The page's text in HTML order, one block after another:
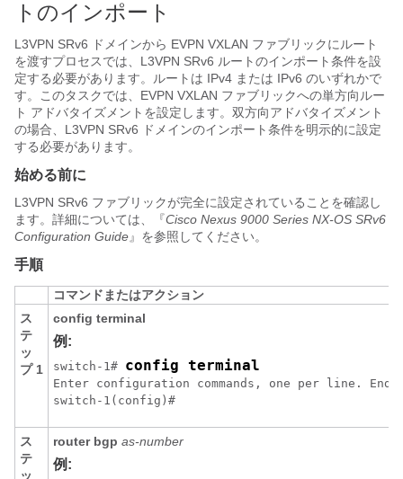
トのインポート
L3VPN SRv6 ドメインから EVPN VXLAN ファブリックにルート
を渡すプロセスでは、L3VPN SRv6 ルートのインポート条件を設
定する必要があります。ルートは IPv4 または IPv6 のいずれかで
す。このタスクでは、EVPN VXLAN ファブリックへの単方向ルー
ト アドバタイズメントを設定します。双方向アドバタイズメント
の場合、L3VPN SRv6 ドメインのインポート条件を明示的に設定
する必要があります。
始める前に
L3VPN SRv6 ファブリックが完全に設定されていることを確認し
ます。詳細については、『Cisco Nexus 9000 Series NX-OS SRv6
Configuration Guide』を参照してください。
手順
コマンドまたはアクション
ス
テ
ッ
プ 1
config terminal
例:
switch-1# config terminal
Enter configuration commands, one per line. End
switch-1(config)#
ス
テ
ッ
router bgp as-number
例: